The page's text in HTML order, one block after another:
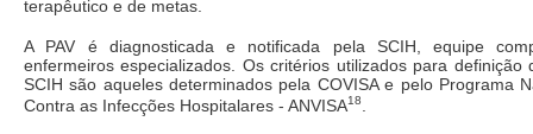
terapêutico e de metas.
A PAV é diagnosticada e notificada pela SCIH, equipe
enfermeiros especializados. Os critérios utilizados para definição
SCIH são aqueles determinados pela COVISA e pelo Programa
Contra as Infecções Hospitalares - ANVISA18